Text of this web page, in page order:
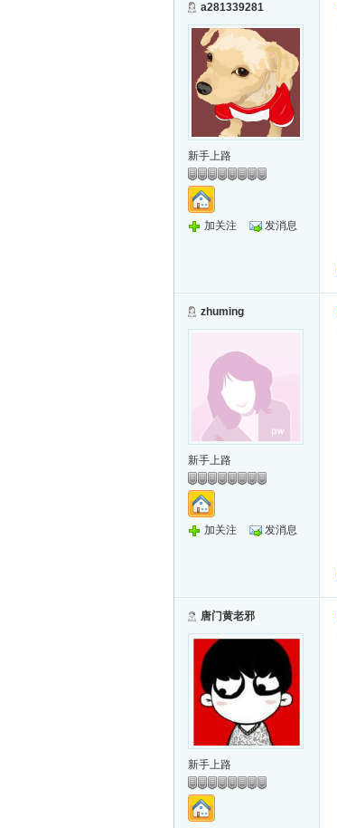
a281339281
新手上路
加关注 发消息
zhuming
新手上路
加关注 发消息
唐门黄老邪
新手上路